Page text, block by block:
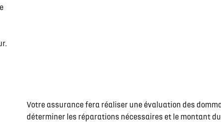
Votre assurance fera réaliser une évaluation des
déterminer les réparations nécessaires et le montant